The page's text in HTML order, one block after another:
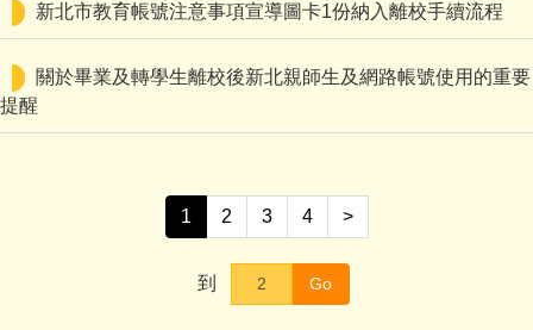
新北市教育帳號注意事項宣導圖卡1份納入離校手續流程
關於畢業及轉學生離校後新北親師生及網路帳號使用的重要
提醒
1 2 3 4 >
到 Go